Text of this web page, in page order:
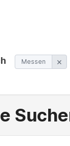
Messen